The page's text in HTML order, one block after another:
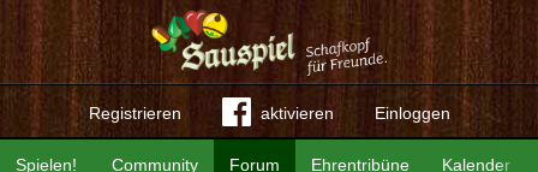
Registrieren aktivieren Einloggen
Community Forum Ehrentribüne Kalender
Spielen!